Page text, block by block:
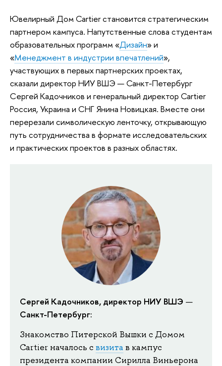
Ювелирный Дом Cartier становится стратегическим
партнером кампуса. Напутственные слова студентам
образовательных программ «Дизайн» и
«Менеджмент в индустрии впечатлений»,
участвующих в первых партнерских проектах,
сказали директор НИУ ВШЭ — Санкт-Петербург
Сергей Кадочников и генеральный директор Cartier
Россия, Украина и СНГ Янина Новицкая. Вместе они
перерезали символическую ленточку, открывающую
путь сотрудничества в формате исследовательских
и практических проектов в разных областях.
Сергей Кадочников, директор НИУ ВШЭ —
Санкт-Петербург:
Знакомство Питерской Вышки с Домом
Cartier началось с визита в кампус
президента компании Сирилла Виньерона